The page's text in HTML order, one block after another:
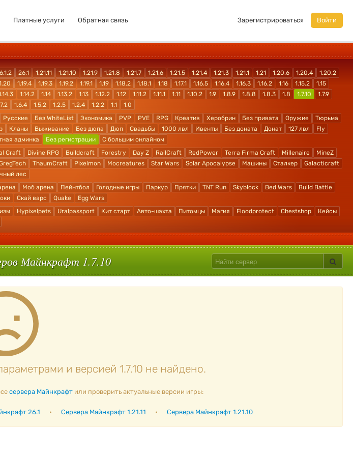
Платные услуги Обратная связь Зарегистрироваться Войти
26.1 1.21.11 1.21.10 1.21.9 1.21.8 1.21.7 1.21.6 1.21.5 1.21.4 1.21.3 1.21.1 1.21 1.20.6 1.20.4
1.20.2
1.19.4 1.19.3 1.19.2 1.19.1 1.19 1.18.2 1.18.1 1.18 1.17.1 1.16.5 1.16.4 1.16.3 1.16.2 1.16 1.15.2
1.15
1.14.2 1.14 1.13.2 1.13 1.12.2 1.12 1.11.2 1.11.1 1.11 1.10.2 1.9 1.8.9 1.8.8 1.8.3 1.8 1.7.10
1.7.9
1.6.4 1.5.2 1.2.5 1.2.4 1.2.2 1.1
1.0
Русские Без WhiteList Экономика PVP PVE RPG Креатив Херобрин Без привата Оружие
Тюрьма
Кланы Выживание Без дюпа Дюп Свадьбы 1000 лвл Ивенты Без доната Донат 127 лвл
Fly
админка
Без регистрации
С большим онлайном
Craft Divine RPG Buildcraft Forestry Day Z RailCraft RedPower Terra Firma Craft Millenaire
MineZ
ThaumCraft Pixelmon Mocreatures Star Wars Solar Apocalypse Машины Сталкер
Galacticraft
лес
Моб арена Пейнтбол Голодные игры Паркур Прятки TNT Run Skyblock Bed Wars
Build Battle
Скай варс Quake
Egg Wars
Hypixelpets Uralpassport Кит старт Авто-шахта Питомцы Магия Floodprotect Chestshop
Кейсы
Майнкрафт 1.7.10
и версией 1.7.10 не найдено.
сервера Майнкрафтили проверить актуальные версии игры:
26.1 • Сервера Майнкрафт 1.21.11 • Сервера Майнкрафт 1.21.10